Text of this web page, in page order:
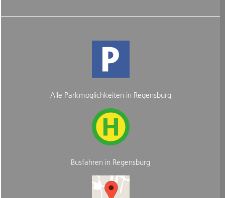
Alle Parkmöglichkeiten in Regensburg
Busfahren in Regensburg